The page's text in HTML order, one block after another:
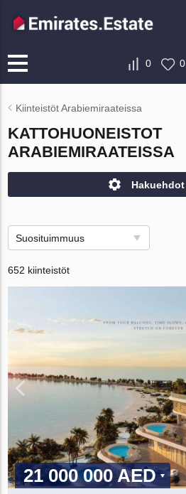
0 0
Kiinteistöt Arabiemiraateissa
KATTOHUONEISTOT
ARABIEMIRAATEISSA
Hakuehdot
Suosituimmuus
652 kiinteistöt
21 000 000 AED